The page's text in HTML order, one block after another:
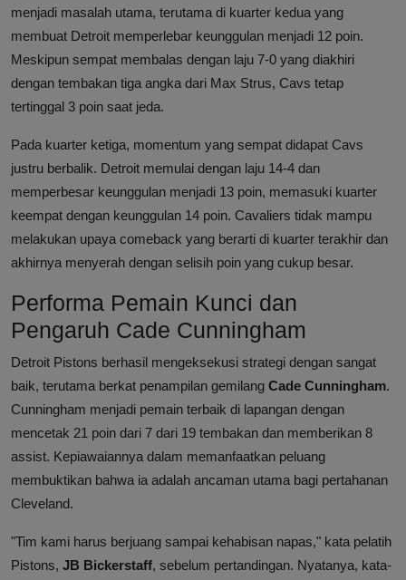
menjadi masalah utama, terutama di kuarter kedua yang
membuat Detroit memperlebar keunggulan menjadi 12 poin.
Meskipun sempat membalas dengan laju 7-0 yang diakhiri
dengan tembakan tiga angka dari Max Strus, Cavs tetap
tertinggal 3 poin saat jeda.
Pada kuarter ketiga, momentum yang sempat didapat Cavs
justru berbalik. Detroit memulai dengan laju 14-4 dan
memperbesar keunggulan menjadi 13 poin, memasuki kuarter
keempat dengan keunggulan 14 poin. Cavaliers tidak mampu
melakukan upaya comeback yang berarti di kuarter terakhir dan
akhirnya menyerah dengan selisih poin yang cukup besar.
Performa Pemain Kunci dan
Pengaruh Cade Cunningham
Detroit Pistons berhasil mengeksekusi strategi dengan sangat
baik, terutama berkat penampilan gemilang Cade Cunningham.
Cunningham menjadi pemain terbaik di lapangan dengan
mencetak 21 poin dari 7 dari 19 tembakan dan memberikan 8
assist. Kepiawaiannya dalam memanfaatkan peluang
membuktikan bahwa ia adalah ancaman utama bagi pertahanan
Cleveland.
"Tim kami harus berjuang sampai kehabisan napas," kata pelatih
Pistons, JB Bickerstaff, sebelum pertandingan. Nyatanya, kata-